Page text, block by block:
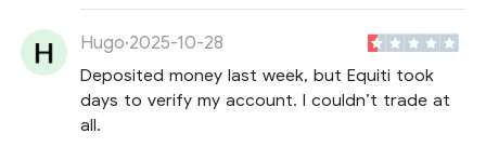
Hugo·2025-10-28
Deposited money last week, but Equiti took
days to verify my account. I couldn’t trade at
all.